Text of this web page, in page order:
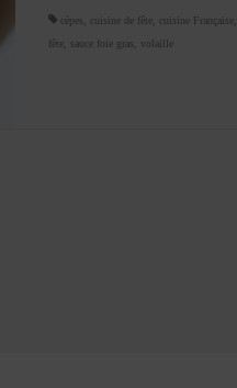
cèpes, cuisine de fête, cuisine Française,
fête, sauce foie gras, volaille